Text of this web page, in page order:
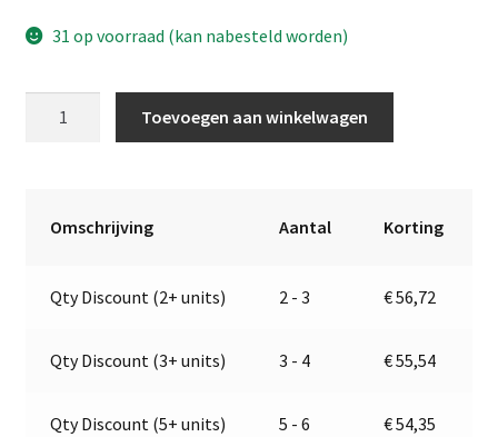
31 op voorraad (kan nabesteld worden)
06056
Toevoegen aan winkelwagen
r
t
v
Omschrijving Aantal Korting
Qty Discount (2+ units) 2 - 3 €56,72
Qty Discount (3+ units) 3 - 4 €55,54
Qty Discount (5+ units) 5 - 6 €54,35